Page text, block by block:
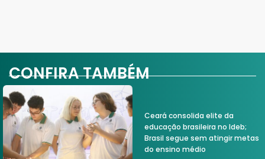
CONFIRA TAMBÉM
Ceará consolida elite da
educação brasileira no Ideb;
Brasil segue sem atingir metas
do ensino médio